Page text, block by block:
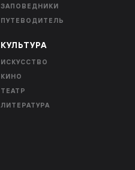
ЗАПОВЕДНИКИ
ПУТЕВОДИТЕЛЬ
КУЛЬТУРА
ИСКУССТВО
КИНО
ТЕАТР
ЛИТЕРАТУРА